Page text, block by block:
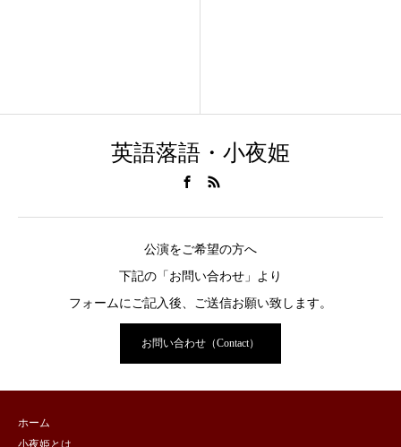
英語落語・小夜姫
公演をご希望の方へ
下記の「お問い合わせ」より
フォームにご記入後、ご送信お願い致します。
お問い合わせ（Contact）
ホーム
小夜姫とは